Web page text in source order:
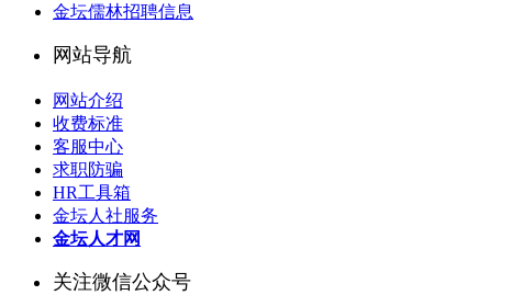
金坛儒林招聘信息
网站导航
网站介绍
收费标准
客服中心
求职防骗
HR工具箱
金坛人社服务
金坛人才网
关注微信公众号